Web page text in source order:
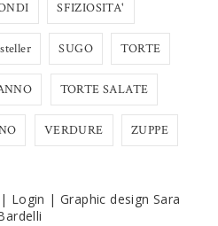
SFIZIOSITA'
steller SUGO TORTE
TORTE SALATE
VERDURE ZUPPE
| Login | Graphic design Sara